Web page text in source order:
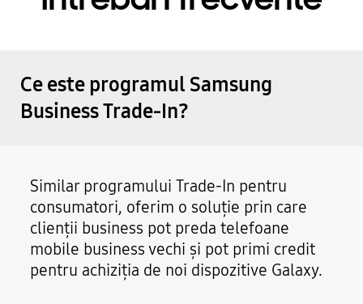
Ce este programul Samsung
Business Trade-In?
Similar programului Trade-In pentru
consumatori, oferim o soluție prin care
clienții business pot preda telefoane
mobile business vechi și pot primi credit
pentru achiziția de noi dispozitive Galaxy.